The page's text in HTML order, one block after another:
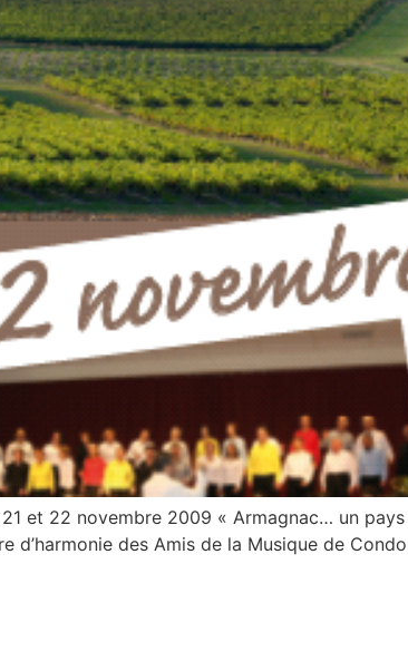
et 22 novembre 2009 « Armagnac… un
d’harmonie des Amis de la Musique de